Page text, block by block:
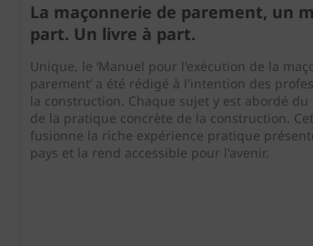
La maçonnerie de parement, un
part. Un livre à part.
Unique, le ‘Manuel pour l'exécution de la
parement’ a été rédigé à l'intention des
la construction. Chaque sujet y est abordé du
de la pratique concrète de la construction.
fusionne la riche expérience pratique
pays et la rend accessible pour l'avenir.